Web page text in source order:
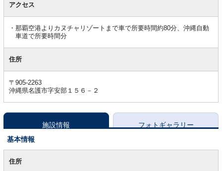
アクセス
那覇空港よりカヌチャリゾートまで車で所要時間約80分、沖縄自動
車道で所要時間分
住所
〒905-2263
沖縄県名護市字安部１５６－２
施設情報
フォトギャラリー
基本情報
本住所